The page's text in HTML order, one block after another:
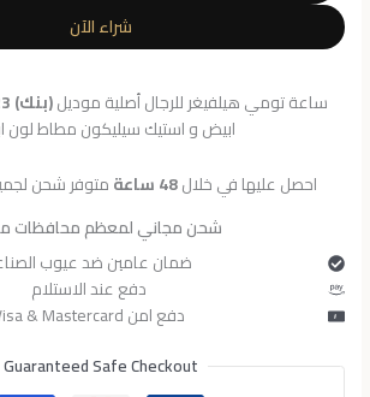
للرجال
1791723
شراء الآن
ساعة تومي هيلفيغر للرجال أصلية موديل(بنك) Bank 1791723
ابيض و استيك سيليكون مطاط لون
احصل عليها في خلال48 ساعة
متوفر شحن
شحن مجاني لمعظم محافظات
ضمان عامين ضد عيوب
دفع عند الاستلام
دفع امن Visa & Mastercard
Guaranteed Safe Checkout